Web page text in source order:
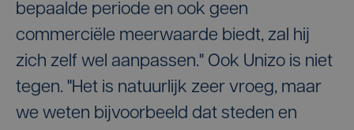
bepaalde periode en ook geen
commerciële meerwaarde biedt, zal hij
zich zelf wel aanpassen." Ook Unizo is niet
tegen. "Het is natuurlijk zeer vroeg, maar
we weten bijvoorbeeld dat steden en